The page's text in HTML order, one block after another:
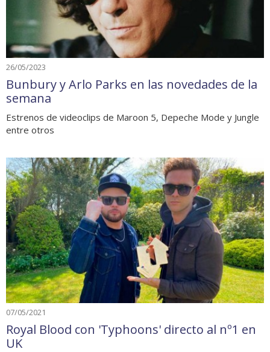
26/05/2023
Bunbury y Arlo Parks en las novedades de la
semana
Estrenos de videoclips de Maroon 5, Depeche Mode y Jungle
entre otros
07/05/2021
Royal Blood con 'Typhoons' directo al nº1 en
UK